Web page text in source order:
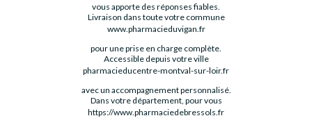
vous apporte des réponses fiables.
Livraison dans toute votre commune
www.pharmacieduvigan.fr
pour une prise en charge complète.
Accessible depuis votre ville
pharmacieducentre-montval-sur-loir.fr
avec un accompagnement personnalisé.
Dans votre département, pour vous
https://www.pharmaciedebressols.fr